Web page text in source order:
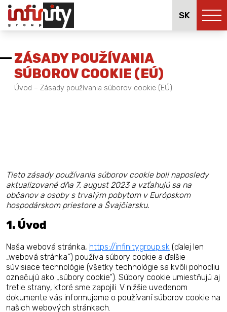
SK
ZÁSADY POUŽÍVANIA
SÚBOROV COOKIE (EÚ)
Úvod – Zásady používania súborov cookie (EÚ)
Tieto zásady používania súborov cookie boli naposledy
aktualizované dňa 7. august 2023 a vzťahujú sa na
občanov a osoby s trvalým pobytom v Európskom
hospodárskom priestore a Švajčiarsku.
1. Úvod
Naša webová stránka, https://infinitygroup.sk (ďalej len
„webová stránka“) používa súbory cookie a ďalšie
súvisiace technológie (všetky technológie sa kvôli pohodliu
označujú ako „súbory cookie“). Súbory cookie umiestňujú aj
tretie strany, ktoré sme zapojili. V nižšie uvedenom
dokumente vás informujeme o používaní súborov cookie na
našich webových stránkach.